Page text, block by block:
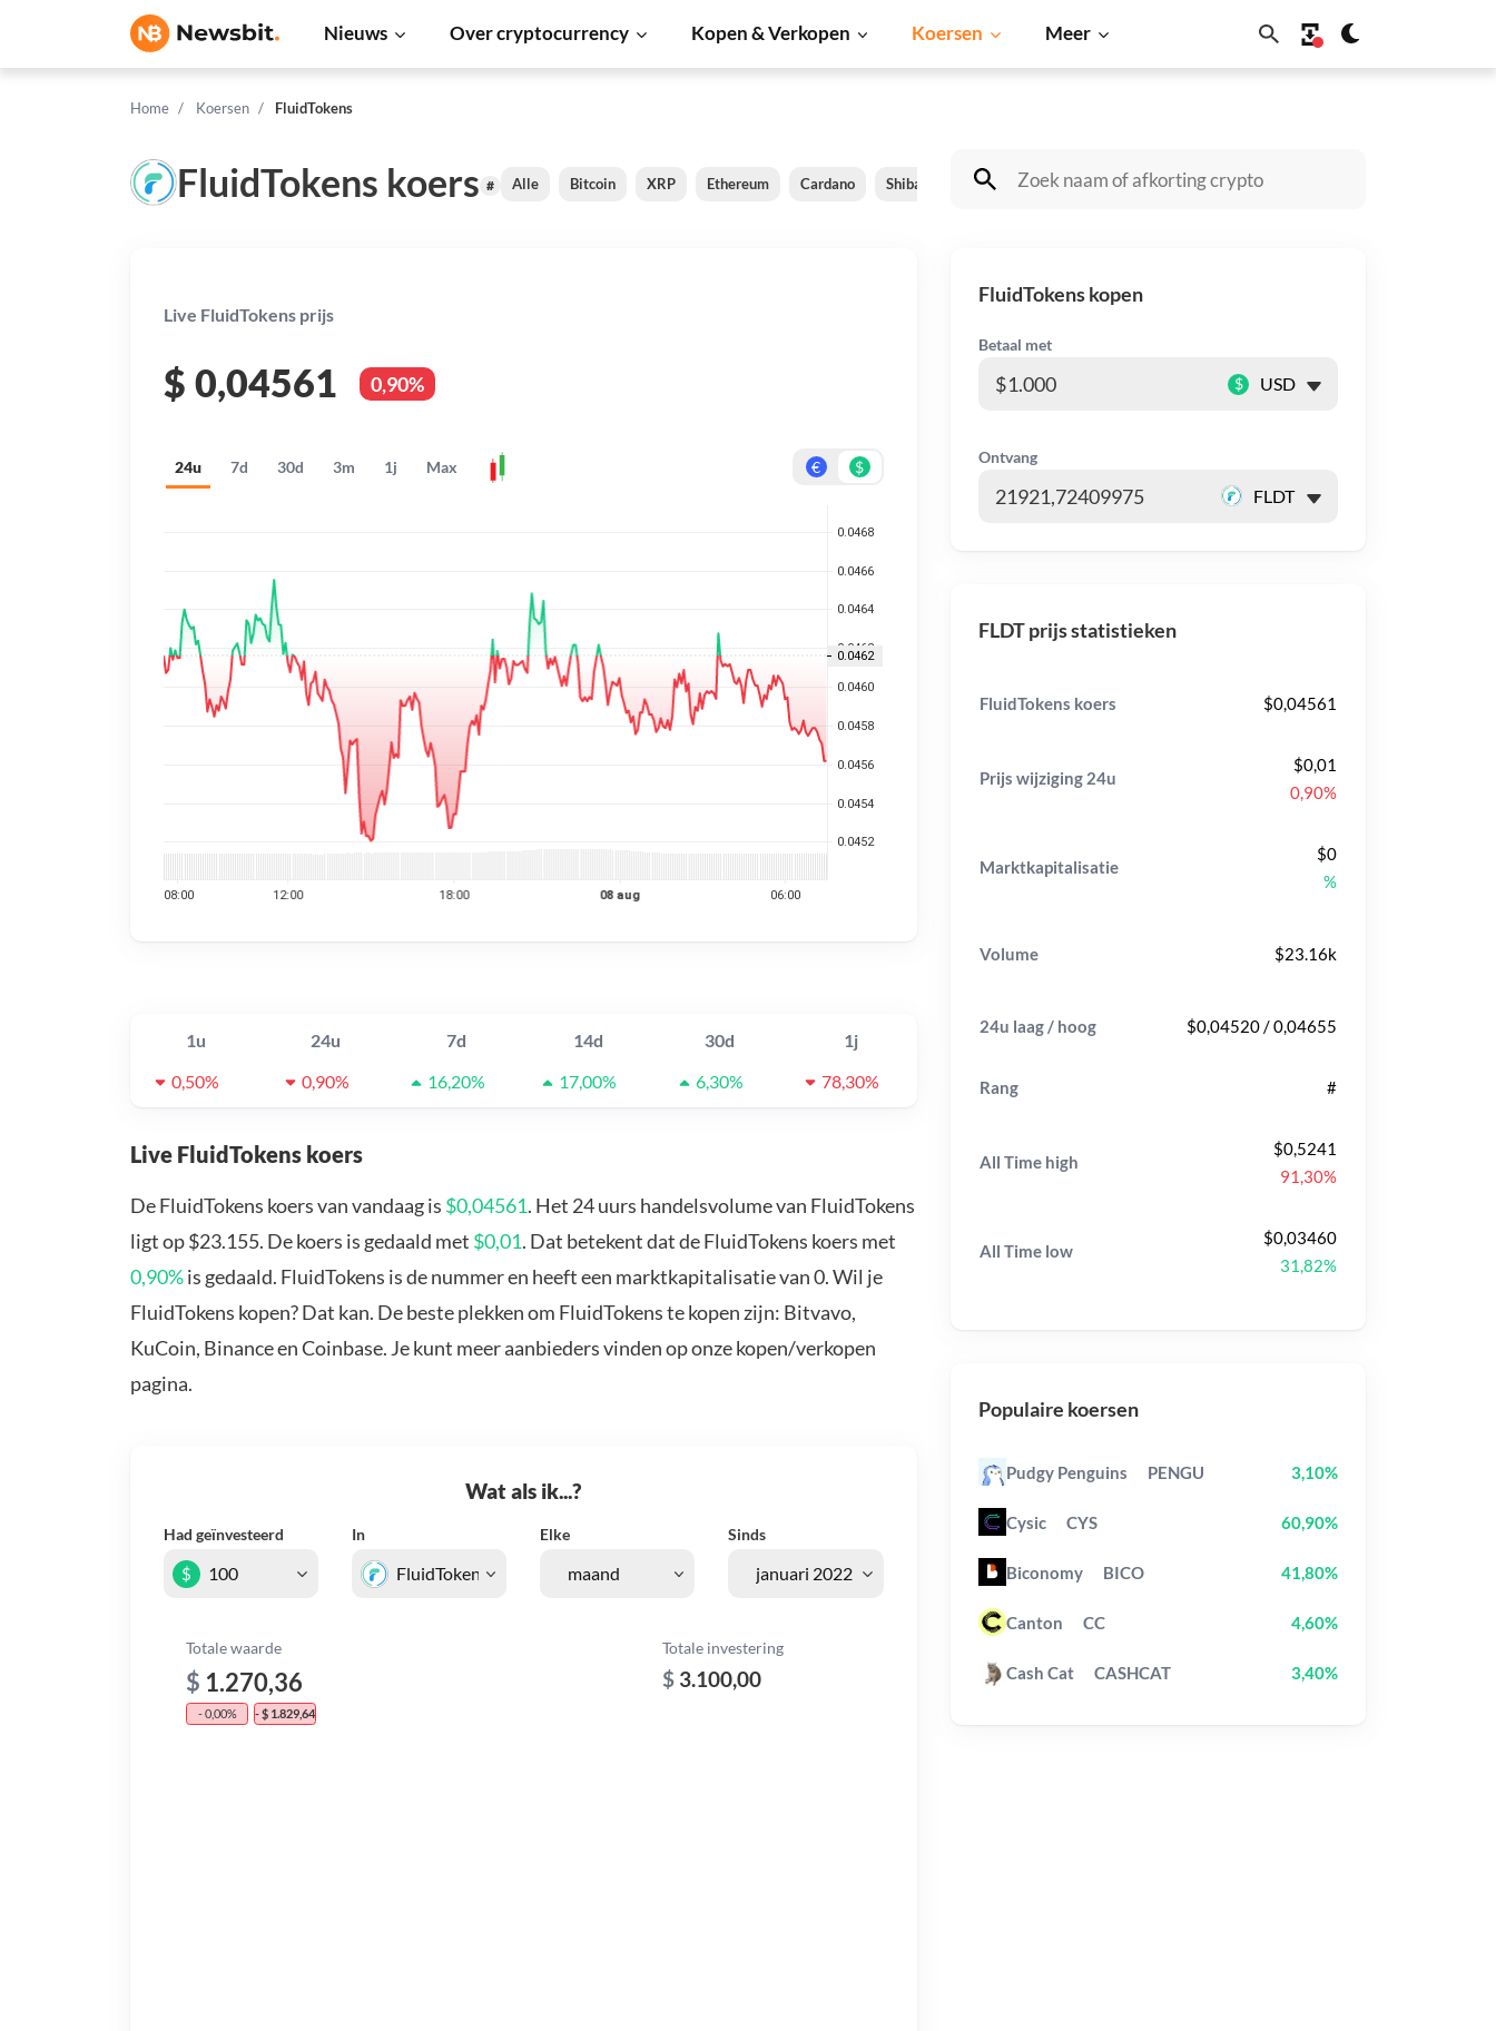
Nieuws Over cryptocurrency Kopen & Verkopen Koersen Meer
Home Koersen FluidTokens
FluidTokens koers # Alle Bitcoin XRP Ethereum Cardano Shiba Inu Dogecoin Solana BNB
Live FluidTokens prijs
$ 0,04561 0,90%
24u 7d 30d 3m 1j Max € $
1u 24u 7d 14d 30d
1j
0,50%
0,90% 16,20% 17,00% 6,30% 78,30%
Live FluidTokens koers
De FluidTokens koers van vandaag is $0,04561. Het 24 uurs handelsvolume van FluidTokens
ligt op $23.155. De koers is gedaald met $0,01. Dat betekent dat de FluidTokens koers met
0,90%is gedaald. FluidTokens is de nummer en heeft een marktkapitalisatie van 0. Wil je
FluidTokens kopen? Dat kan. De beste plekken om FluidTokens te kopen zijn: Bitvavo,
KuCoin, Binance en Coinbase. Je kunt meer aanbieders vinden op onze kopen/verkopen
pagina.
Wat als ik...?
Had geïnvesteerd In Elke Sinds
$
Totale waarde
$ 1.270,36
- 0,00% - $ 1.829,64
Totale investering
$ 3.100,00
FluidTokens kopen
Betaal met
$
Ontvang
FLDT prijs statistieken
FluidTokens koers $0,04561
Prijs wijziging 24u
$0,01
0,90%
Marktkapitalisatie
$0
%
Volume $23.16k
24u laag / hoog $0,04520 / 0,04655
Rang #
All Time high
$0,5241
91,30%
All Time low
$0,03460
31,82%
Populaire koersen
Pudgy Penguins PENGU 3,10%
Cysic CYS 60,90%
Biconomy BICO 41,80%
Canton CC 4,60%
Cash Cat CASHCAT 3,40%